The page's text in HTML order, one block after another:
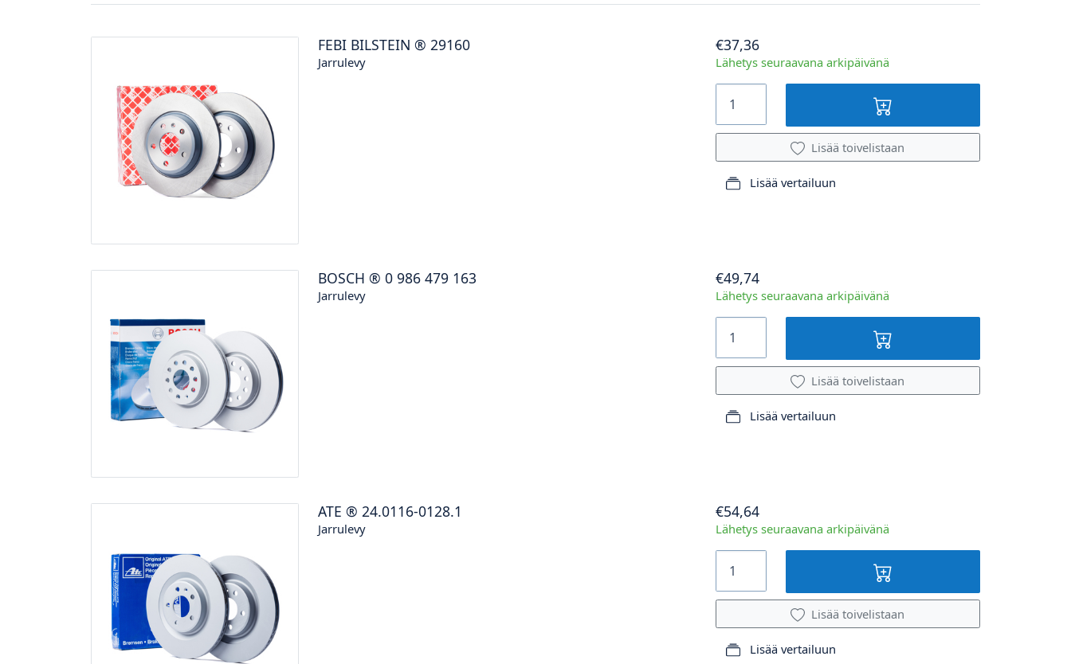
FEBI BILSTEIN ® 29160
Jarrulevy
€37,36
Lähetys seuraavana arkipäivänä
Lisää toivelistaan
Lisää vertailuun
BOSCH ® 0 986 479 163
Jarrulevy
€49,74
Lähetys seuraavana arkipäivänä
Lisää toivelistaan
Lisää vertailuun
ATE ® 24.0116-0128.1
Jarrulevy
€54,64
Lähetys seuraavana arkipäivänä
Lisää toivelistaan
Lisää vertailuun